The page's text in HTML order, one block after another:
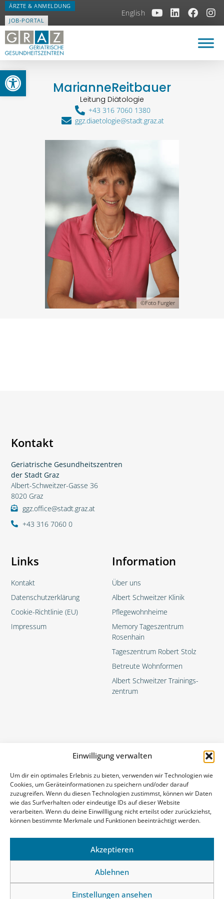
Einwilligung verwalten
Um dir ein optimales Erlebnis zu bieten, verwenden wir Technologien wie
Cookies, um Geräteinformationen zu speichern und/oder darauf
zuzugreifen. Wenn du diesen Technologien zustimmst, können wir Daten
wie das Surfverhalten oder eindeutige IDs auf dieser Website
verarbeiten. Wenn du deine Einwillligung nicht erteilst oder zurückziehst,
können bestimmte Merkmale und Funktionen beeinträchtigt werden.
Akzeptieren
Ablehnen
Einstellungen ansehen
Open toolbar
ÄRZTE & ANMELDUNG
JOB-PORTAL
English
MarianneReitbauer
Leitung Diätologie
+43 316 7060 1380
ggz.diaetologie@stadt.graz.at
©Foto Furgler
Die Geriatrischen Gesundheitszentren der Stadt Graz (GGZ)
- Kompetenzzentrum für Altersmedizin und Pflege
Information
Über uns
Albert Schweitzer Klinik
Pflegewohnheime
Memory Tageszentrum
Rosenhain
Tageszentrum Robert Stolz
Betreute Wohnformen
Albert Schweitzer Trainings­
zentrum
Links
Kontakt
Datenschutzerklärung
Cookie-Richtlinie (EU)
Impressum
Kontakt
Geriatrische Gesundheitszentren
der Stadt Graz
Albert-Schweitzer-Gasse 36
8020 Graz
ggz.office@stadt.graz.at
+43 316 7060 0
© 2026 Geriatrische Gesundheitszentren der Stadt Graz